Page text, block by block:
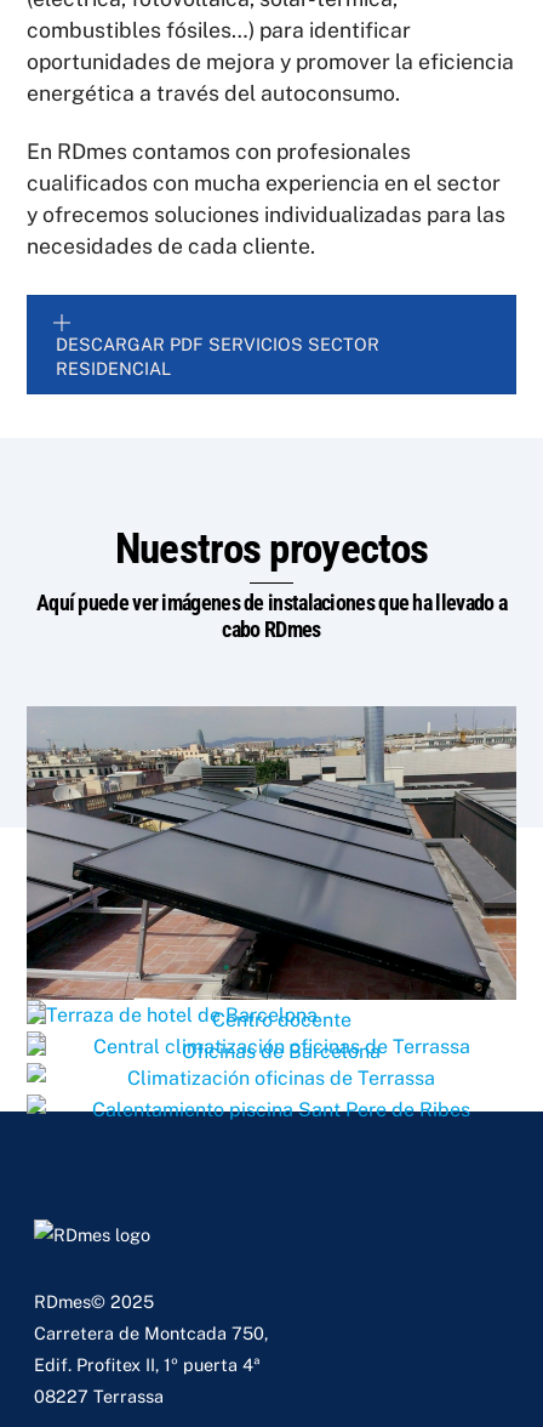
combustibles fósiles…) para identificar
oportunidades de mejora y promover la eficiencia
energética a través del autoconsumo.
En RDmes contamos con profesionales
cualificados con mucha experiencia en el sector
y ofrecemos soluciones individualizadas para las
necesidades de cada cliente.
DESCARGAR PDF SERVICIOS SECTOR
RESIDENCIAL
Nuestros proyectos
Aquí puede ver imágenes de instalaciones que ha llevado a
cabo RDmes
RDmes© 2025
Carretera de Montcada 750,
Edif. Profitex II, 1º puerta 4ª
08227 Terrassa